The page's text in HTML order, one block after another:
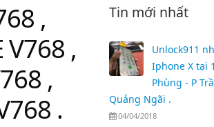
,
,
,
.
Tin mới nhất
Unlock911
Iphone X tại
Phùng - P
Quảng Ngãi .
04/04/2018